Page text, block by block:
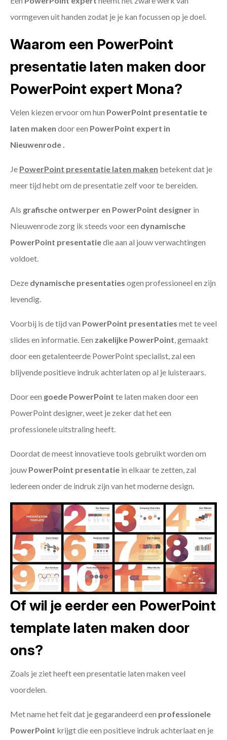
vormgeven uit handen zodat je je kan focussen op je doel.
Waarom een PowerPoint
presentatie laten maken door
PowerPoint expert Mona?
Velen kiezen ervoor om hun PowerPoint presentatie te
laten maken door een PowerPoint expert in
Nieuwenrode .
Je PowerPoint presentatie laten maken betekent dat je
meer tijd hebt om de presentatie zelf voor te bereiden.
Als grafische ontwerper en PowerPoint designer in
Nieuwenrode zorg ik steeds voor een dynamische
PowerPoint presentatiedie aan al jouw verwachtingen
voldoet.
Deze dynamische presentaties ogen professioneel en zijn
levendig.
Voorbij is de tijd van PowerPoint presentaties met te veel
slides en informatie. Een zakelijke PowerPoint, gemaakt
door een getalenteerde PowerPoint specialist, zal een
blijvende positieve indruk achterlaten op al je luisteraars.
Door een goede PowerPoint te laten maken door een
PowerPoint designer, weet je zeker dat het een
professionele uitstraling heeft.
Doordat de meest innovatieve tools gebruikt worden om
jouw PowerPoint presentatie in elkaar te zetten, zal
iedereen onder de indruk zijn van het moderne design.
Of wil je eerder een PowerPoint
template laten maken door
ons?
Zoals je ziet heeft een presentatie laten maken veel
voordelen.
Met name het feit dat je gegarandeerd een professionele
PowerPoint krijgt die een positieve indruk achterlaat en je